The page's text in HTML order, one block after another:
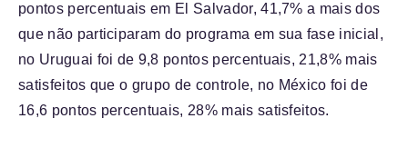
pontos percentuais em El Salvador, 41,7% a mais dos
que não participaram do programa em sua fase inicial,
no Uruguai foi de 9,8 pontos percentuais, 21,8% mais
satisfeitos que o grupo de controle, no México foi de
16,6 pontos percentuais, 28% mais satisfeitos.